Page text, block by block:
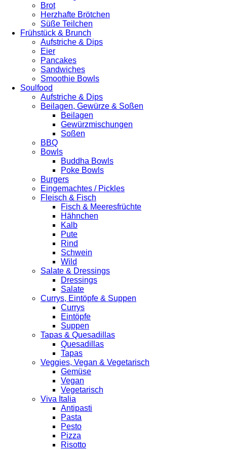
Brot
Herzhafte Brötchen
Süße Teilchen
Frühstück & Brunch
Aufstriche & Dips
Eier
Pancakes
Sandwiches
Smoothie Bowls
Soulfood
Aufstriche & Dips
Beilagen, Gewürze & Soßen
Beilagen
Gewürzmischungen
Soßen
BBQ
Bowls
Buddha Bowls
Poke Bowls
Burgers
Eingemachtes / Pickles
Fleisch & Fisch
Fisch & Meeresfrüchte
Hähnchen
Kalb
Pute
Rind
Schwein
Wild
Salate & Dressings
Dressings
Salate
Currys, Eintöpfe & Suppen
Currys
Eintöpfe
Suppen
Tapas & Quesadillas
Quesadillas
Tapas
Veggies, Vegan & Vegetarisch
Gemüse
Vegan
Vegetarisch
Viva Italia
Antipasti
Pasta
Pesto
Pizza
Risotto